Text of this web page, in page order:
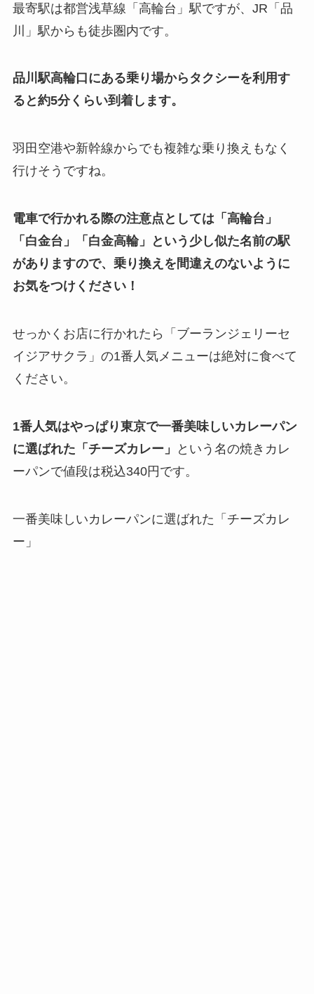
最寄駅は都営浅草線「高輪台」駅ですが、JR「品
川」駅からも徒歩圏内です。
品川駅高輪口にある乗り場からタクシーを利用す
ると約5分くらい到着します。
羽田空港や新幹線からでも複雑な乗り換えもなく
行けそうですね。
電車で行かれる際の注意点としては「高輪台」
「白金台」「白金高輪」という少し似た名前の駅
がありますので、乗り換えを間違えのないように
お気をつけください！
せっかくお店に行かれたら「ブーランジェリーセ
イジアサクラ」の1番人気メニューは絶対に食べて
ください。
1番人気はやっぱり東京で一番美味しいカレーパン
に選ばれた「チーズカレー」
という名の焼きカレ
ーパンで値段は税込340円です。
一番美味しいカレーパンに選ばれた「チーズカレ
ー」